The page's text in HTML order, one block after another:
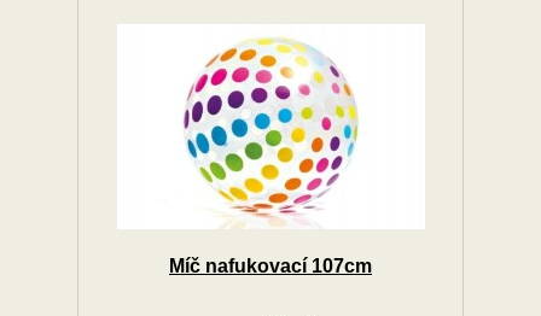
Míč nafukovací 107cm